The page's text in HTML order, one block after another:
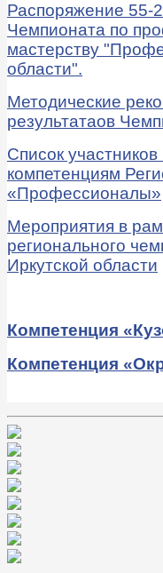
Распоряжение 55-
Чемпионата по
мастерству
области".
Методические
результатаов
Список участников
компетенциям
«Профессионалы»
Мероприятия в
регионального
Иркутской области
Компетенция
Компетенция